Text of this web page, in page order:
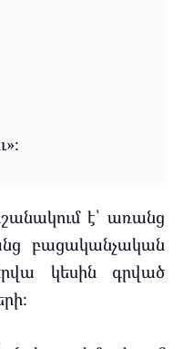
է՝ առանց
բացականչական
կեսին գրված